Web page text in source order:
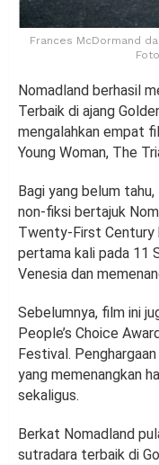
Frances McDormand
Nomadland berhasil
Terbaik di ajang
mengalahkan empat
Young Woman, The
Bagi yang belum
non-fiksi bertajuk
Twenty-First Century
pertama kali pada 11
Venesia dan
Sebelumnya, film ini
People’s Choice
Festival.
yang memenangkan
sekaligus.
Berkat Nomadland
sutradara terbaik di